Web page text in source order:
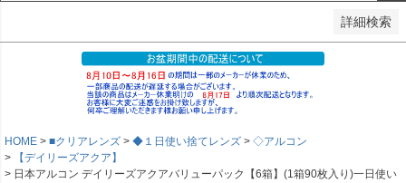
詳細検索
HOME ■クリアレンズ ◆１日使い捨てレンズ
◇アルコン
【デイリーズアクア】
日本アルコン デイリーズアクアバリューパック【6箱】(1箱90枚入り)一日使い